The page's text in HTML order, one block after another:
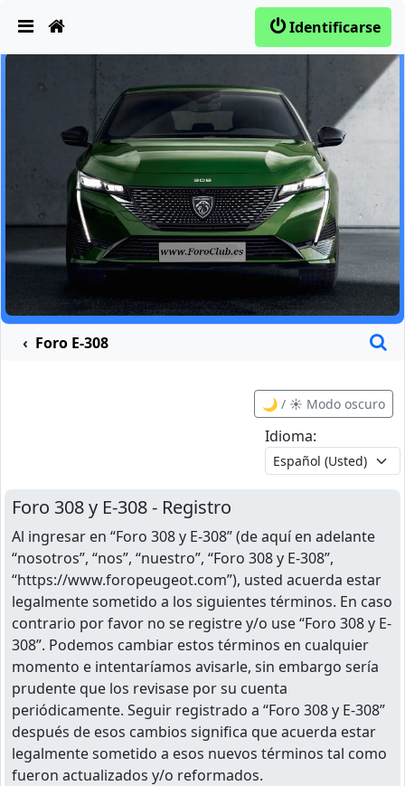
Identificarse
Foro E-308
🌙 / ☀️ Modo oscuro
Idioma:
Foro 308 y E-308 - Registro
Al ingresar en “Foro 308 y E-308” (de aquí en adelante
“nosotros”, “nos”, “nuestro”, “Foro 308 y E-308”,
“https://www.foropeugeot.com”), usted acuerda estar
legalmente sometido a los siguientes términos. En caso
contrario por favor no se registre y/o use “Foro 308 y E-
308”. Podemos cambiar estos términos en cualquier
momento e intentaríamos avisarle, sin embargo sería
prudente que los revisase por su cuenta
periódicamente. Seguir registrado a “Foro 308 y E-308”
después de esos cambios significa que acuerda estar
legalmente sometido a esos nuevos términos tal como
fueron actualizados y/o reformados.